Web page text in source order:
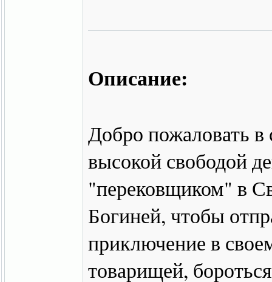
Описание:
Добро пожаловать в
высокой свободой
"перековщиком" в
Богиней, чтобы
приключение в
товарищей,